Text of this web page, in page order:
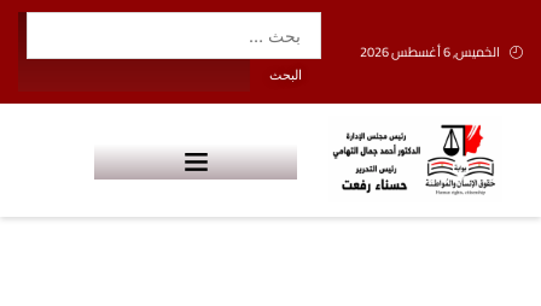
الخميس, 6 أغسطس 2026